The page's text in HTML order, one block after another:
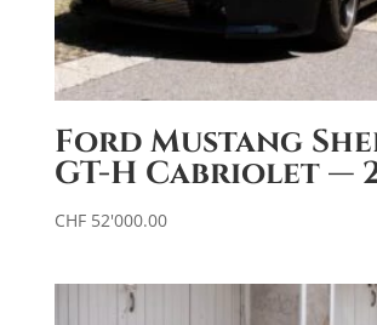
Ford Mustang
GT-H Cabriolet —
CHF52'000.00